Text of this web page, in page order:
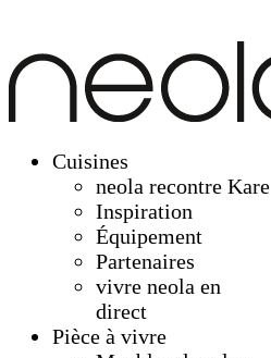
Cuisines
neola recontre Kare
Inspiration
Équipement
Partenaires
vivre neola en
direct
Pièce à vivre